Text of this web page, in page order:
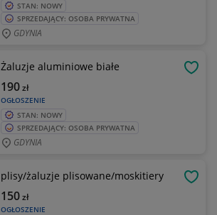
STAN: NOWY
SPRZEDAJĄCY: OSOBA PRYWATNA
GDYNIA
Żaluzje aluminiowe białe
OGŁOSZENIE
190zł
STAN: NOWY
SPRZEDAJĄCY: OSOBA PRYWATNA
GDYNIA
plisy/żaluzje plisowane/moskitiery
OGŁOSZENIE
150zł